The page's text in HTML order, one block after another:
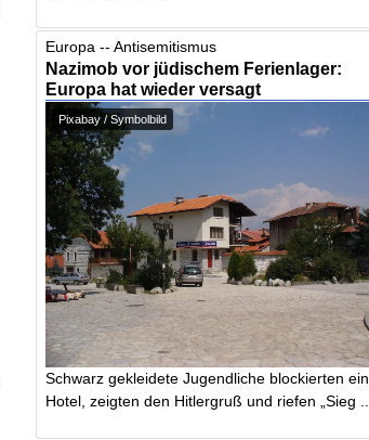
Europa -- Antisemitismus
Nazimob vor jüdischem Ferienlager:
Europa hat wieder versagt
Pixabay / Symbolbild
Schwarz gekleidete Jugendliche blockierten ein
Hotel, zeigten den Hitlergruß und riefen „Sieg ...